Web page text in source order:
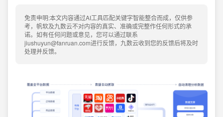
免责申明:本文内容通过AI工具匹配关键字智能整合而成，仅供参
考，帆软及九数云不对内容的真实、准确或完整作任何形式的承
诺。如有任何问题或意见，您可以通过联系
jiushuyun@fanruan.com进行反馈，九数云收到您的反馈后将及时
处理并反馈。